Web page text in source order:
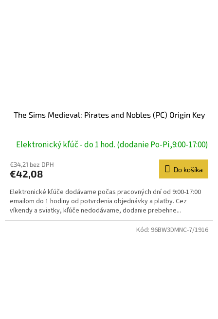
The Sims Medieval: Pirates and Nobles (PC) Origin Key
Elektronický kľúč - do 1 hod. (dodanie Po-Pi,9:00-17:00)
€34,21 bez DPH
€42,08 Do košíka
Elektronické kľúče dodávame počas pracovných dní od 9:00-17:00
emailom do 1 hodiny od potvrdenia objednávky a platby. Cez
víkendy a sviatky, kľúče nedodávame, dodanie prebehne...
Kód: 96BW3DMNC-7/1916